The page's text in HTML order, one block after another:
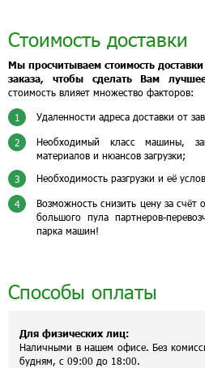
Стоимость доставки
Мы просчитываем стоимость
заказа, чтобы сделать Вам
стоимость влияет множество факторов:
1 Удаленности адреса доставки от
2
Необходимый класс машины,
материалов и нюансов загрузки;
3 Необходимость разгрузки и её
4
Возможность снизить цену за счёт
большого пула партнеров-
парка машин!
Способы оплаты
Для физических лиц:
Наличными в нашем офисе. Без
будням, с 09:00 до 18:00.